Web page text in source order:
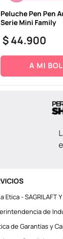
Peluche Pen Pen
Serie Mini Family
$44.900
A MI
Etica - SAGRILAFT Y
de
de Garantías y